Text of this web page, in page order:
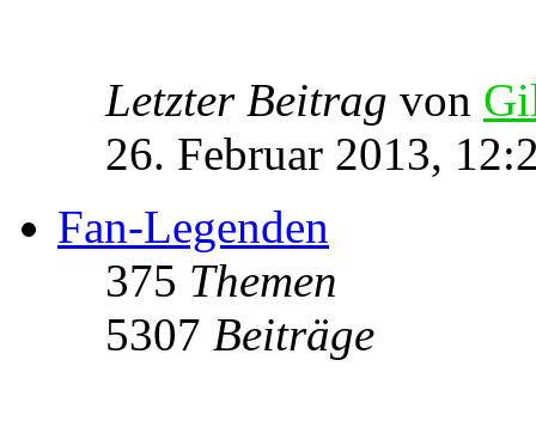
Letzter Beitrag von
26. Februar 2013,
Fan-Legenden
375 Themen
5307 Beiträge